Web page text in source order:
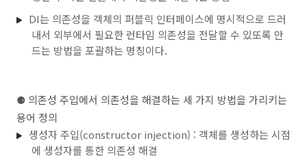
DI는 의존성을 객체의 퍼블릭 인터페이스에 명시적으로 드러
내서 외부에서 필요한 런타임 의존성을 전달할 수 있또록 만
드는 방법을 포괄하는 명칭이다.
⚈ 의존성 주입에서 의존성을 해결하는 세 가지 방법을 가리키는
용어 정의
생성자 주입(constructor injection) : 객체를 생성하는 시점
에 생성자를 통한 의존성 해결